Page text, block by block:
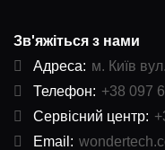
Зв'яжіться з нами
Адреса: м. Київ
Телефон: +38 097
Сервісний центр:
Email: